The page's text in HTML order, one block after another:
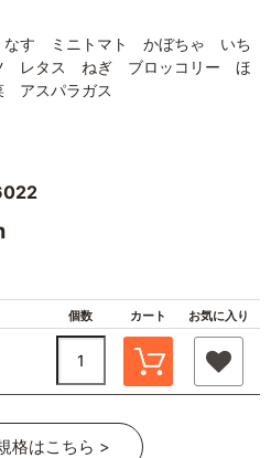
す ミニトマト かぼちゃ いち
レタス ねぎ ブロッコリー ほ
スパラガス
個数 カート お気に入り
格はこちら >